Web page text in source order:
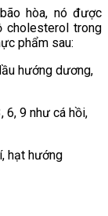
hòa, nó được
cholesterol trong
phẩm sau:
hướng dương,
6, 9 như cá hồi,
hạt hướng